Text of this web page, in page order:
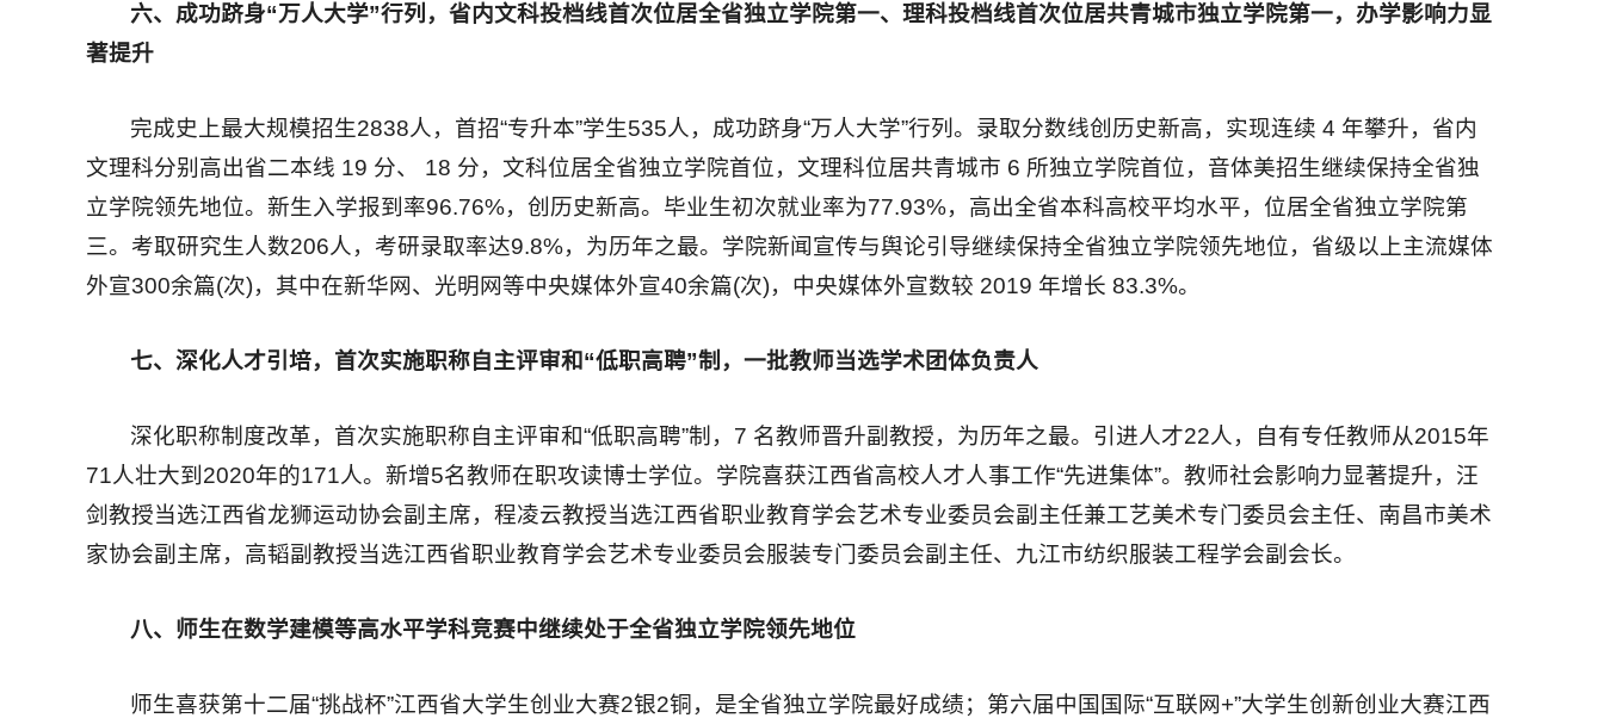
六、成功跻身“万人大学”行列，省内文科投档线首次位居全省独立学院第一、理科投档线首次位居共青城市独立学院第一，办学影响力显
著提升
完成史上最大规模招生2838人，首招“专升本”学生535人，成功跻身“万人大学”行列。录取分数线创历史新高，实现连续 4 年攀升，省内
文理科分别高出省二本线 19 分、 18 分，文科位居全省独立学院首位，文理科位居共青城市 6 所独立学院首位，音体美招生继续保持全省独
立学院领先地位。新生入学报到率96.76%，创历史新高。毕业生初次就业率为77.93%，高出全省本科高校平均水平，位居全省独立学院第
三。考取研究生人数206人，考研录取率达9.8%，为历年之最。学院新闻宣传与舆论引导继续保持全省独立学院领先地位，省级以上主流媒体
外宣300余篇(次)，其中在新华网、光明网等中央媒体外宣40余篇(次)，中央媒体外宣数较 2019 年增长 83.3%。
七、深化人才引培，首次实施职称自主评审和“低职高聘”制，一批教师当选学术团体负责人
深化职称制度改革，首次实施职称自主评审和“低职高聘”制，7 名教师晋升副教授，为历年之最。引进人才22人，自有专任教师从2015年
71人壮大到2020年的171人。新增5名教师在职攻读博士学位。学院喜获江西省高校人才人事工作“先进集体”。教师社会影响力显著提升，汪
剑教授当选江西省龙狮运动协会副主席，程凌云教授当选江西省职业教育学会艺术专业委员会副主任兼工艺美术专门委员会主任、南昌市美术
家协会副主席，高韬副教授当选江西省职业教育学会艺术专业委员会服装专门委员会副主任、九江市纺织服装工程学会副会长。
八、师生在数学建模等高水平学科竞赛中继续处于全省独立学院领先地位
师生喜获第十二届“挑战杯”江西省大学生创业大赛2银2铜，是全省独立学院最好成绩；第六届中国国际“互联网+”大学生创新创业大赛江西